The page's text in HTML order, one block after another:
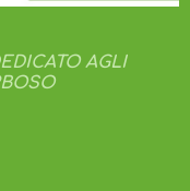
AGLI